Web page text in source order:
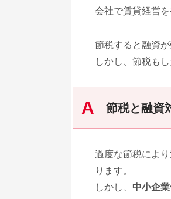
会社で賃貸経営を
節税すると融資
しかし、節税も
節税と融資
過度な節税によ
ります。
しかし、 中小企